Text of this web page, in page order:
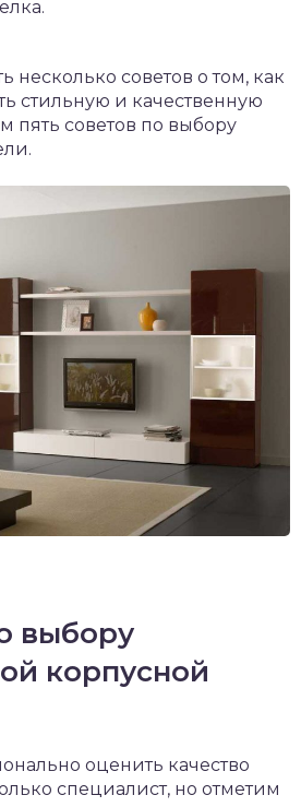
несколько советов о том, как
стильную и качественную
пять советов по выбору
выбору
корпусной
оценить качество
специалист, но отметим